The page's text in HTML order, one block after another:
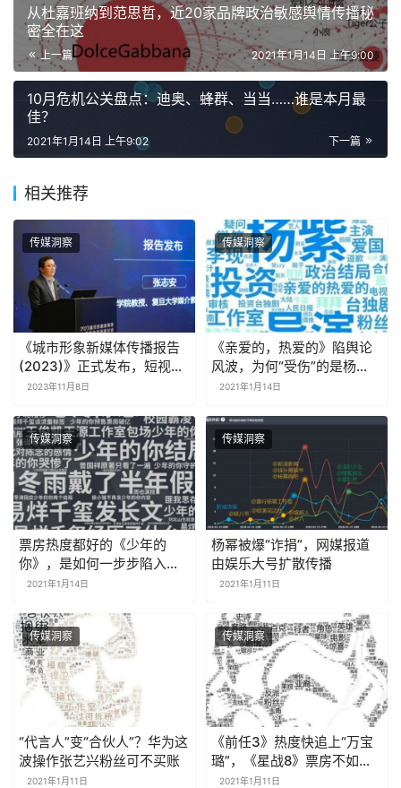
从杜嘉班纳到范思哲，近20家品牌政治敏感舆情传播秘
密全在这
上一篇 2021年1月14日 上午9:00
10月危机公关盘点：迪奥、蜂群、当当……谁是本月最
佳？
下一篇
2021年1月14日 上午9:02
相关推荐
传媒洞察
《城市形象新媒体传播报告
(2023)》正式发布，短视频
传播助力城市消费和经济活
2023年11月8日
传媒洞察
《亲爱的，热爱的》陷舆论
风波，为何“受伤”的是杨
紫？
2021年1月14日
传媒洞察
票房热度都好的《少年的
你》，是如何一步步陷入负
面舆论的？
2021年1月14日
传媒洞察
杨幂被爆“诈捐”，网媒报道
由娱乐大号扩散传播
2021年1月11日
传媒洞察
“代言人”变“合伙人”？华为这
波操作张艺兴粉丝可不买账
2021年1月11日
传媒洞察
《前任3》热度快追上“万宝
璐”，《星战8》票房不如口
碑理想
2021年1月11日